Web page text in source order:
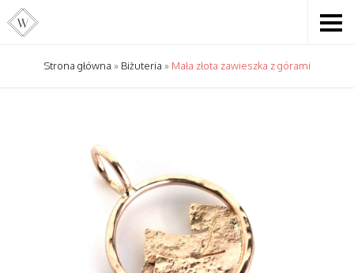
Strona główna » Biżuteria » Mała złota zawieszka z górami